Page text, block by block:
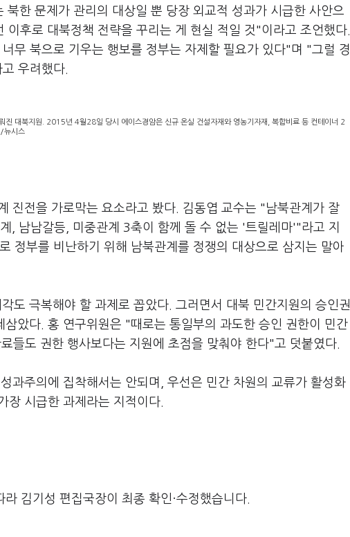
한 문제가 관리의 대상일 뿐 당장 외교적 성과가 시급한 사안으
후로 대북정책 전략을 꾸리는 게 현실 적일 것"이라고 조언했다.
무 북으로 기우는 행보를 정부는 자제할 필요가 있다"며 "그럴 경
우려했다.
대북지원. 2015년 4월28일 당시 에이스경암은 신규 온실 건설자재와 영농기자재, 복합비료 등 컨테이너 2
/뉴시스
진전을 가로막는 요소라고 봤다. 김동엽 교수는 "남북관계가 잘
, 남남갈등, 미중관계 3축이 함께 돌 수 없는 '트릴레마'"라고 지
정부를 비난하기 위해 남북관계를 정쟁의 대상으로 삼지는 말아
도 극복해야 할 과제로 꼽았다. 그러면서 대북 민간지원의 승인권
았다. 홍 연구위원은 "때로는 통일부의 과도한 승인 권한이 민간
들도 권한 행사보다는 지원에 초점을 맞춰야 한다"고 덧붙였다.
과주의에 집착해서는 안되며, 우선은 민간 차원의 교류가 활성화
장 시급한 과제라는 지적이다.
김기성 편집국장이 최종 확인·수정했습니다.